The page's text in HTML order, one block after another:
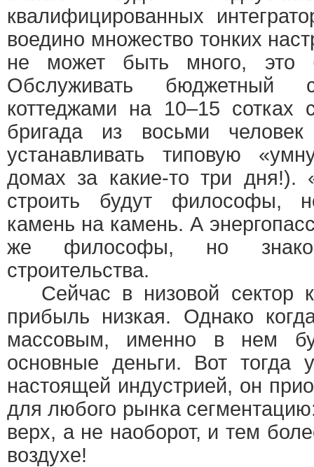
квалифицированных
воедино множество тонких
не может быть много, это
Обслуживать бюджетный
коттеджами на 10–15 сотках
бригада из восьми
устанавливать типовую
домах за какие-то три
строить будут философы,
камень на камень. А
же философы, но
строительства.
Сейчас в низовой сектор
прибыль низкая. Однако
массовым, именно в нем
основные деньги. Вот тогда
настоящей индустрией, он
для любого рынка
верх, а не наоборот, и тем
воздухе!